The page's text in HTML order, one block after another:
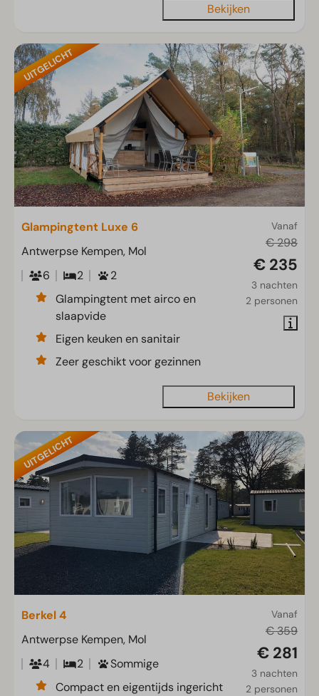
Bekijken
UITGELICHT
Vanaf
€ 298
€ 235
3 nachten
2 personen
Glampingtent Luxe 6
Antwerpse Kempen, Mol
6
2
2
Glampingtent met airco en
slaapvide
Eigen keuken en sanitair
Zeer geschikt voor gezinnen
Bekijken
UITGELICHT
Vanaf
€ 359
€ 281
3 nachten
2 personen
Berkel 4
Antwerpse Kempen, Mol
4
2
Sommige
Compact en eigentijds ingericht